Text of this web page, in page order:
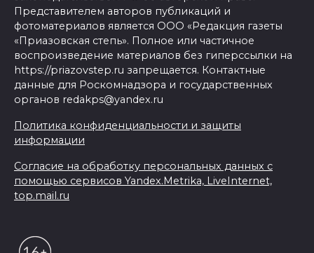
Представителем авторов публикаций и
фотоматериалов является ООО «Редакция газеты
«Приазовская степь». Полное или частичное
воспроизведение материалов без гиперссылки на
https://priazovstep.ru запрещается. Контактные
данные для Роскомнадзора и государственных
органов redakps@yandex.ru
Политика конфиденциальности и защиты
информации
Согласие на обработку персональных данных с
помощью сервисов Yandex.Metrika, LiveInternet,
top.mail.ru